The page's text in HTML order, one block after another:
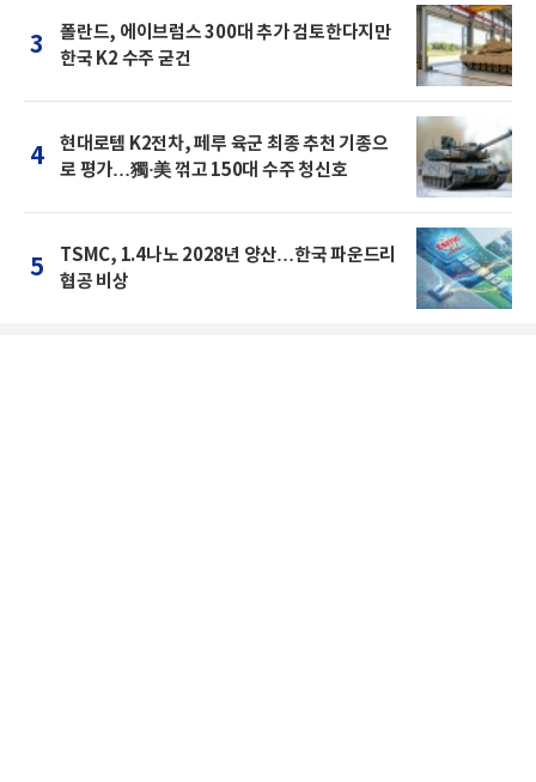
3
폴란드, 에이브럼스 300대 추가 검토한다지만
한국 K2 수주 굳건
4
현대로템 K2전차, 페루 육군 최종 추천 기종으
로 평가…獨·美 꺾고 150대 수주 청신호
5
TSMC, 1.4나노 2028년 양산…한국 파운드리
협공 비상